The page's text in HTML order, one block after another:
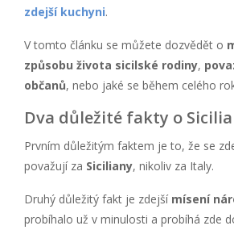
zdejší kuchyni.
V tomto článku se můžete dozvědět o
způsobu života sicilské rodiny,
občanů, nebo jaké se během celého
Dva důležité fakty o
Prvním důležitým faktem je to, že se
považují za Siciliany, nikoliv za Italy.
Druhý důležitý fakt je zdejší mísení
probíhalo už v minulosti a probíhá zde